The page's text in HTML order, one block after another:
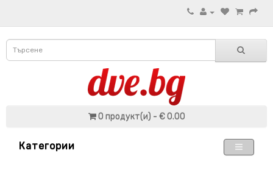
0 продукт(и) - € 0.00
Категории